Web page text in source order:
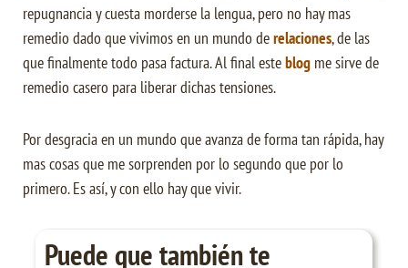
repugnancia y cuesta morderse la lengua, pero no hay mas
remedio dado que vivimos en un mundo derelaciones, de las
que finalmente todo pasa factura. Al final esteblog me sirve de
remedio casero para liberar dichas tensiones.
Por desgracia en un mundo que avanza de forma tan rápida, hay
mas cosas que me sorprenden por lo segundo que por lo
primero. Es así, y con ello hay que vivir.
Puede que también te